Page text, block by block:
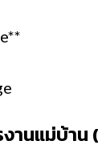
านแม่บ้า